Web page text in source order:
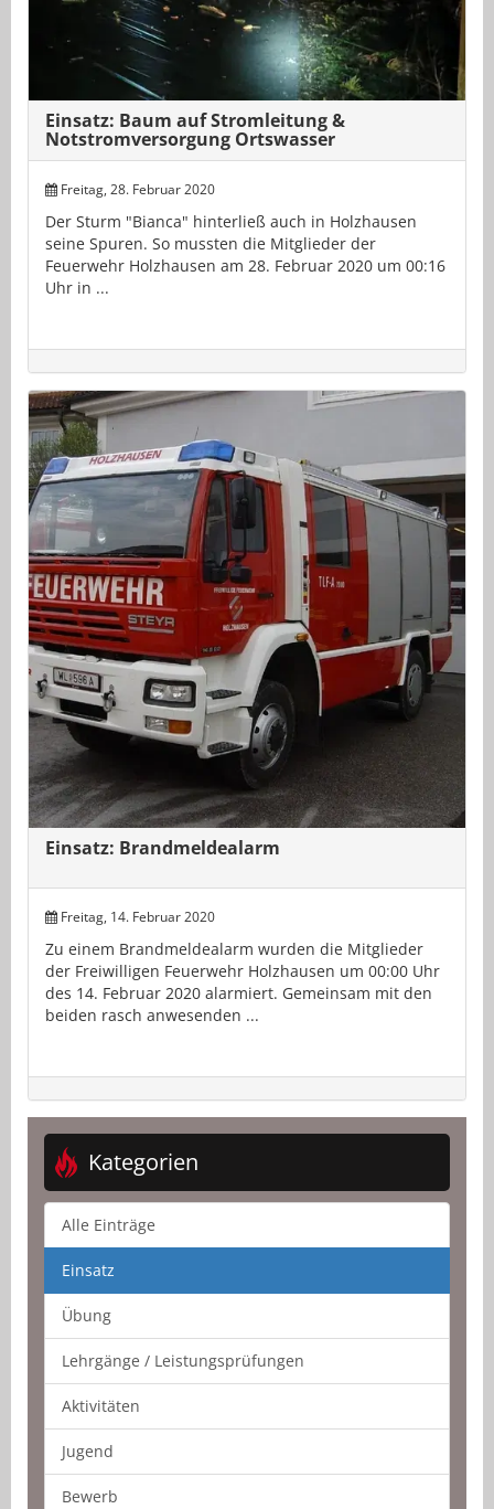
Einsatz: Baum auf Stromleitung &
Notstromversorgung Ortswasser
Freitag, 28. Februar 2020
Der Sturm "Bianca" hinterließ auch in Holzhausen
seine Spuren. So mussten die Mitglieder der
Feuerwehr Holzhausen am 28. Februar 2020 um 00:16
Uhr in ...
Einsatz: Brandmeldealarm
Freitag, 14. Februar 2020
Zu einem Brandmeldealarm wurden die Mitglieder
der Freiwilligen Feuerwehr Holzhausen um 00:00 Uhr
des 14. Februar 2020 alarmiert. Gemeinsam mit den
beiden rasch anwesenden ...
Kategorien
Alle Einträge
Einsatz
Übung
Lehrgänge / Leistungsprüfungen
Aktivitäten
Jugend
Bewerb